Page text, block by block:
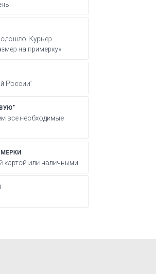
Курьер
на примерку»
России"
все необходимые
картой или наличными